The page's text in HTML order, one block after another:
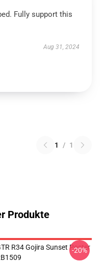
Fully support this
Aug 31, 2024
1 / 1
Produkte
R34 Gojira Sunset Poster
-20%